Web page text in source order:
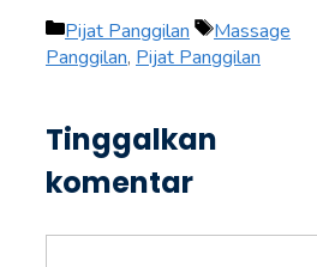
Kategori
Pijat Panggilan Tag
Massage
Panggilan, Pijat Panggilan
Tinggalkan
komentar